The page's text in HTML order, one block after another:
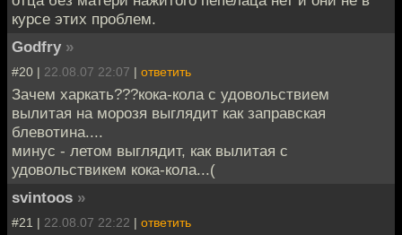
курсе этих проблем.
Godfry »
#20 | 22.08.07 22:07 | ответить
Зачем харкать???кока-кола с удовольствием
вылитая на морозя выглядит как заправская
блевотина....
минус - летом выглядит, как вылитая с
удовольствикем кока-кола...(
svintoos »
#21 | 22.08.07 22:22 | ответить